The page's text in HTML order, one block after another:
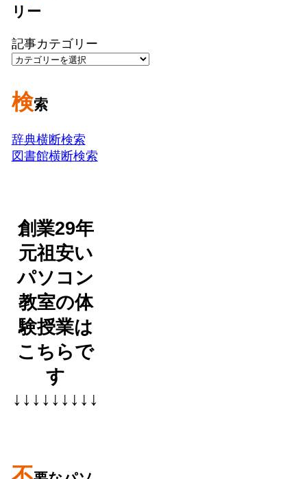
リー
記事カテゴリー
検索
辞典横断検索
図書館横断検索
創業29年
元祖安い
パソコン
教室の体
験授業は
こちらで
す
↓↓↓↓↓↓↓↓↓